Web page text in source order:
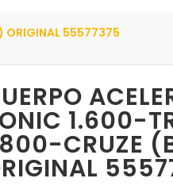
ORIGINAL 55577375
1.600-
CRUZE